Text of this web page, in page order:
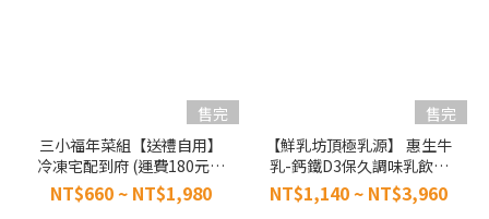
售完
三小福年菜組【送禮自用】
冷凍宅配到府 (運費180元另
計)｜黃金醬筍雞湯*1、冷凍
蒲燒鰻*1、烏魚子米糕*1
NT$660 ~ NT$1,980
售完
【鮮乳坊頂極乳源】 惠生牛
乳-鈣鐵D3保久調味乳飲品
(24入/箱)【產地直送含運
組】
NT$1,140 ~ NT$3,960